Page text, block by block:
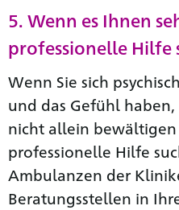
5. Wenn es Ihnen
professionelle Hilfe
Wenn Sie sich
und das Gefühl
nicht allein
professionelle Hilfe
Ambulanzen der
Beratungsstellen in